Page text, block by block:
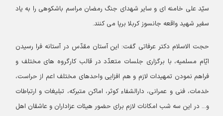
سیّد علی خامنه ای و سایر شهدای جنگ رمضان مراسم باشکوهی را به یاد
سفیر شهید واقعه جانسوز کربلا برپا می کنند.
حجت الاسلام دکتر عرفاتی گفت: این آستان مقدّس در آستانه فرا رسیدن
ایّام مسلمیه، با برگزاری جلسات متعدّد در قالب کارگروه های مختلف و
فراهم نمودن تمهیدات لازم و هم افزایی واحدهای مختلف اعم از حراست،
خدمات، فنی و عمرانی، دارالشفاء کوثر، اماکن متبرکه، تبلیغات و ارتباطات
و... در این سه شب امکانات لازم برای حضور هیئات عزاداران و عاشقان اهل